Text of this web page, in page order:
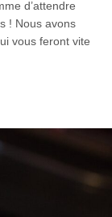
d’attendre
! Nous avons
vous feront vite